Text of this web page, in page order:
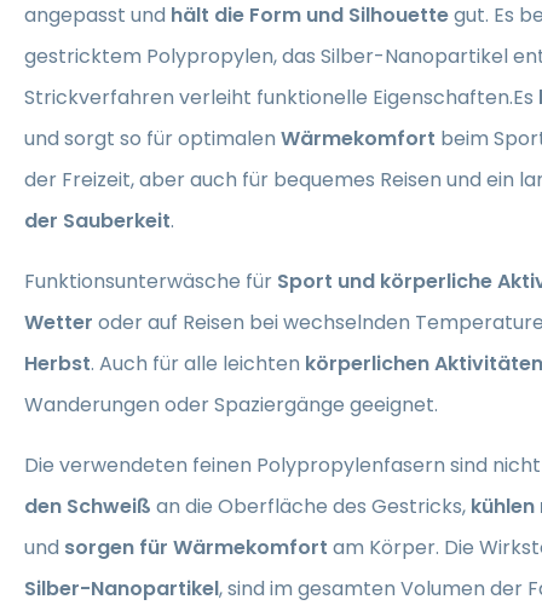
angepasst und hält die Form und Silhouettegut. Es
gestricktem Polypropylen, das Silber-Nanopartikel
Strickverfahren verleiht funktionelle Eigenschaften.Es
und sorgt so für optimalen Wärmekomfort beim
der Freizeit, aber auch für bequemes Reisen und ein
der Sauberkeit.
Funktionsunterwäsche für Sport und körperliche
Wetter oder auf Reisen bei wechselnden
Herbst. Auch für alle leichten körperlichen Aktivitäten
Wanderungen oder Spaziergänge geeignet.
Die verwendeten feinen Polypropylenfasern sind
den Schweiß an die Oberfläche des Gestricks,
und sorgen für Wärmekomfort am Körper. Die
Silber-Nanopartikel, sind im gesamten Volumen der